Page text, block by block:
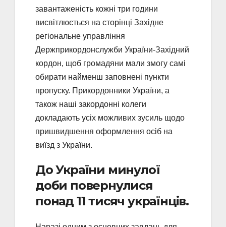
завантаженість кожні три години
висвітлюється на сторінці Західне
регіональне управління
Держприкордонслужби України-Західний
кордон, щоб громадяни мали змогу самі
обирати найменш заповнені пункти
пропуску. Прикордонники України, а
також наші закордонні колеги
докладають усіх можливих зусиль щодо
пришвидшення оформлення осіб на
виїзд з України.
До України минулої
доби повернулися
понад 11 тисяч українців.